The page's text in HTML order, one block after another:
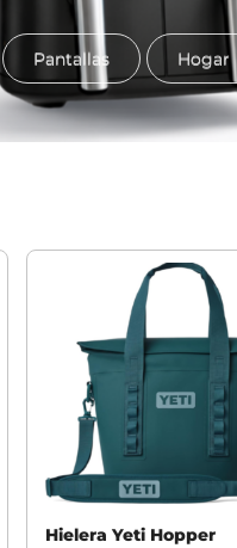
Pantallas Hogar
Hielera Yeti Hopper